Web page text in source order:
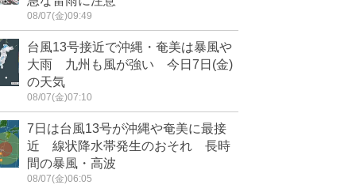
08/07(金)09:49
台風13号接近で沖縄・奄美は暴風や
大雨 九州も風が強い 今日7日(金)
の天気
08/07(金)07:10
7日は台風13号が沖縄や奄美に最接
近 線状降水帯発生のおそれ 長時
間の暴風・高波
08/07(金)06:05